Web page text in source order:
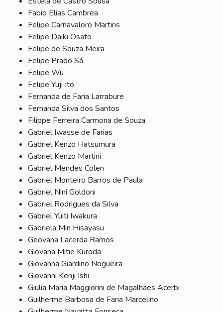
Fabio Elias Cambrea
Felipe Carnavaloro Martins
Felipe Daiki Osato
Felipe de Souza Meira
Felipe Prado Sá
Felipe Wu
Felipe Yuji Ito
Fernanda de Faria Larrabure
Fernanda Silva dos Santos
Filippe Ferreira Carmona de Souza
Gabriel Iwasse de Farias
Gabriel Kenzo Hatsumura
Gabriel Kenzo Martini
Gabriel Mendes Colen
Gabriel Monteiro Barros de Paula
Gabriel Nini Goldoni
Gabriel Rodrigues da Silva
Gabriel Yuiti Iwakura
Gabriela Min Hisayasu
Geovana Lacerda Ramos
Giovana Mitie Kuroda
Giovanna Giardino Nogueira
Giovanni Kenji Ishi
Giulia Maria Maggiorini de Magalhães Acerbi
Guilherme Barbosa de Faria Marcelino